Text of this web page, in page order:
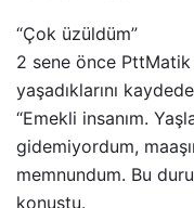
“Çok üzüldüm”
2 sene önce
yaşadıklarını
“Emekli insanım.
gidemiyordum,
memnundum. Bu
konuştu.